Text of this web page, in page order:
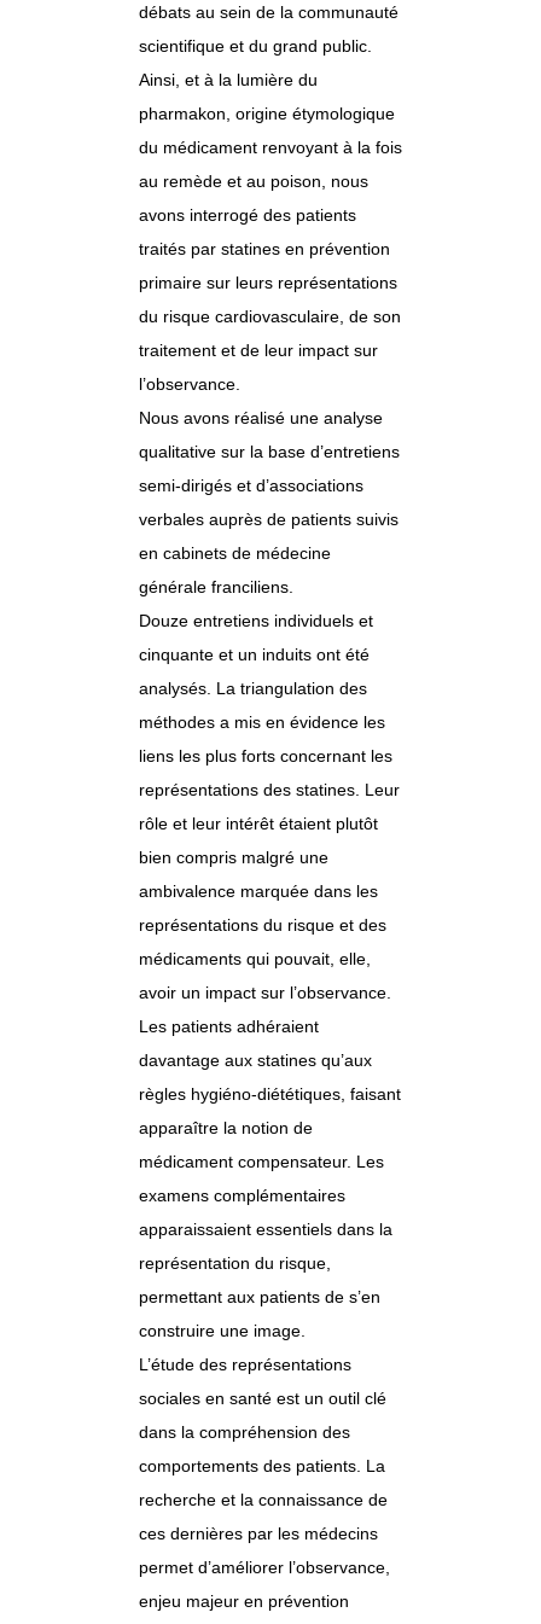
débats au sein de la communauté
scientifique et du grand public.
Ainsi, et à la lumière du
pharmakon, origine étymologique
du médicament renvoyant à la fois
au remède et au poison, nous
avons interrogé des patients
traités par statines en prévention
primaire sur leurs représentations
du risque cardiovasculaire, de son
traitement et de leur impact sur
l’observance.
Nous avons réalisé une analyse
qualitative sur la base d’entretiens
semi-dirigés et d’associations
verbales auprès de patients suivis
en cabinets de médecine
générale franciliens.
Douze entretiens individuels et
cinquante et un induits ont été
analysés. La triangulation des
méthodes a mis en évidence les
liens les plus forts concernant les
représentations des statines. Leur
rôle et leur intérêt étaient plutôt
bien compris malgré une
ambivalence marquée dans les
représentations du risque et des
médicaments qui pouvait, elle,
avoir un impact sur l’observance.
Les patients adhéraient
davantage aux statines qu’aux
règles hygiéno-diététiques, faisant
apparaître la notion de
médicament compensateur. Les
examens complémentaires
apparaissaient essentiels dans la
représentation du risque,
permettant aux patients de s’en
construire une image.
L’étude des représentations
sociales en santé est un outil clé
dans la compréhension des
comportements des patients. La
recherche et la connaissance de
ces dernières par les médecins
permet d’améliorer l’observance,
enjeu majeur en prévention